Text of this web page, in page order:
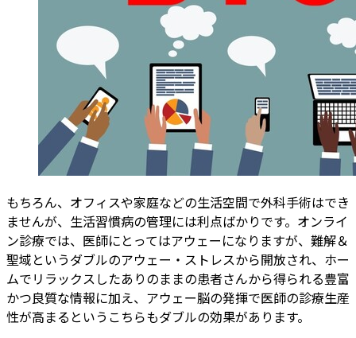
もちろん、オフィスや家庭などの生活空間で外科手術はでき
ませんが、生活習慣病の管理には利点ばかりです。オンライ
ン診療では、医師にとってはアウェーになりますが、難解＆
聖域というダブルのアウェー・ストレスから開放され、ホー
ムでリラックスしたありのままの患者さんから得られる豊富
かつ良質な情報に加え、アウェー脳の発揮で医師の診療生産
性が高まるというこちらもダブルの効果があります。